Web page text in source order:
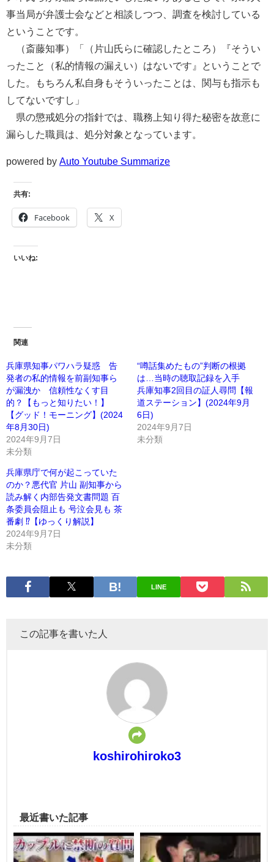
事当局が弁護士会などと相談しつつ、調査を検討している
ということです。
（斎藤知事）「（片山氏らに確認したところ）『そうい
ったこと（私的情報の漏えい）はないです』ということで
した。もちろん私自身もそういったことは、関与も指示も
してないですし」
県の懲戒処分の指針では、職務上知り得た秘密を故意に
漏らした職員は、処分対象となっています。
powered by Auto Youtube Summarize
共有:
Facebook X
いいね:
関連
兵庫県知事パワハラ疑惑 告
発者の私的情報を前副知事ら
が漏洩か 信頼性なくす目
的？【もっと知りたい！】
【グッド！モーニング】(2024
年8月30日)
2024年9月7日
未分類
“噂話集めたもの”判断の根拠
は…当時の聴取記録を入手
兵庫知事2回目の証人尋問【報
道ステーション】(2024年9月
6日)
2024年9月7日
未分類
兵庫県庁で何が起こっていた
のか？悪代官 片山 副知事から
読み解く内部告発文書問題 百
条委員会阻止も 号泣会見も 茶
番劇 ⁉︎【ゆっくり解説】
2024年9月7日
未分類
LINE
この記事を書いた人
koshirohiroko3
最近書いた記事